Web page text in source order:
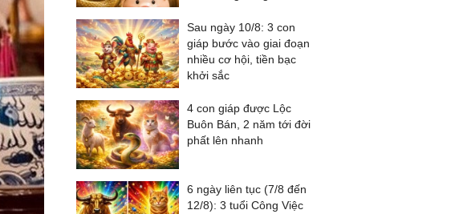
Sau ngày 10/8: 3 con
giáp bước vào giai đoạn
nhiều cơ hội, tiền bạc
khởi sắc
4 con giáp được Lộc
Buôn Bán, 2 năm tới đời
phất lên nhanh
6 ngày liên tục (7/8 đến
12/8): 3 tuổi Công Việc